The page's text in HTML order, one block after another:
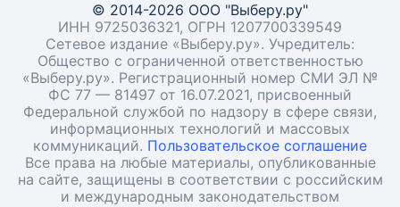
© 2014-2026 ООО "Выберу.ру"
ИНН 9725036321, ОГРН 1207700339549
Сетевое издание «Выберу.ру». Учредитель:
Общество с ограниченной ответственностью
«Выберу.ру». Регистрационный номер СМИ ЭЛ №
ФС 77 — 81497 от 16.07.2021, присвоенный
Федеральной службой по надзору в сфере связи,
информационных технологий и массовых
коммуникаций. Пользовательское соглашение
Все права на любые материалы, опубликованные
на сайте, защищены в соответствии с российским
и международным законодательством